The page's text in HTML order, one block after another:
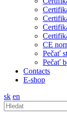
CE
Pečať
Pečať
Contacts
E-shop
sk en